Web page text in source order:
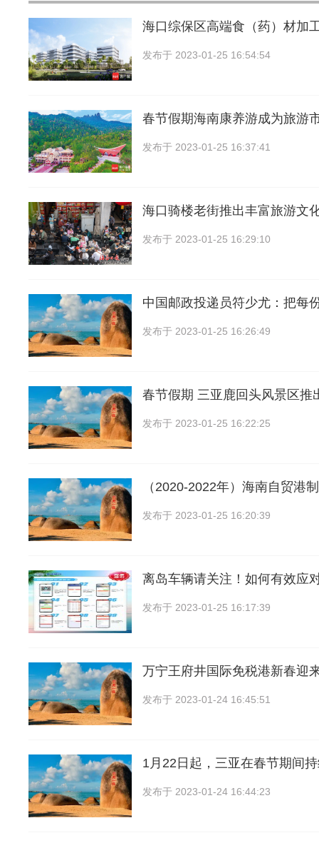
海口综保区高端食（药）材加
发布于 2023-01-25 16:54:54
春节假期海南康养游成为旅游
发布于 2023-01-25 16:37:41
海口骑楼老街推出丰富旅游文
发布于 2023-01-25 16:29:10
中国邮政投递员符少尤：把每
发布于 2023-01-25 16:26:49
春节假期 三亚鹿回头风景区推
发布于 2023-01-25 16:22:25
（2020-2022年）海南自贸港
发布于 2023-01-25 16:20:39
离岛车辆请关注！如何有效应
发布于 2023-01-25 16:17:39
万宁王府井国际免税港新春迎
发布于 2023-01-24 16:45:51
1月22日起，三亚在春节期间
发布于 2023-01-24 16:44:23